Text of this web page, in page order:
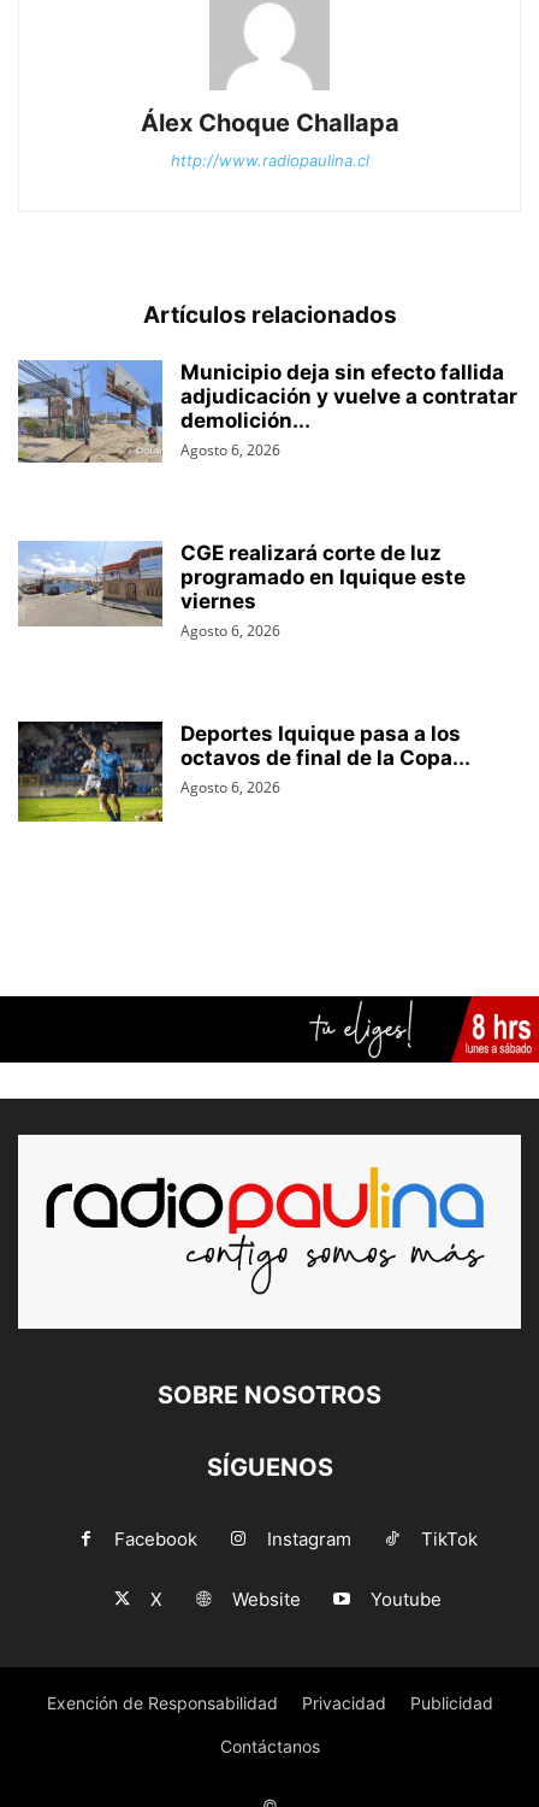
Álex Choque Challapa
http://www.radiopaulina.cl
Artículos relacionados
Municipio deja sin efecto fallida
adjudicación y vuelve a contratar
demolición...
Agosto 6, 2026
CGE realizará corte de luz
programado en Iquique este
viernes
Agosto 6, 2026
Deportes Iquique pasa a los
octavos de final de la Copa...
Agosto 6, 2026
SOBRE NOSOTROS
SÍGUENOS
Facebook Instagram TikTok
X Website Youtube
Exención de Responsabilidad Privacidad Publicidad
Contáctanos